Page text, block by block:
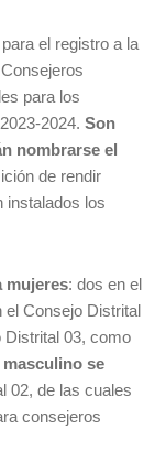
el registro a la
para los
2024. Son
nombrarse el
de rendir
instalados los
mujeres: dos en el
Consejo Distrital
Distrital 03, como
masculino se
02, de las cuales
consejeros